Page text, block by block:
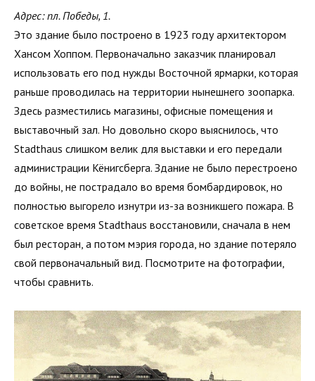
Адрес: пл. Победы, 1.
Это здание было построено в 1923 году архитектором
Хансом Хоппом. Первоначально заказчик планировал
использовать его под нужды Восточной ярмарки, которая
раньше проводилась на территории нынешнего зоопарка.
Здесь разместились магазины, офисные помещения и
выставочный зал. Но довольно скоро выяснилось, что
Stadthaus слишком велик для выставки и его передали
администрации Кёнигсберга. Здание не было перестроено
до войны, не пострадало во время бомбардировок, но
полностью выгорело изнутри из-за возникшего пожара. В
советское время Stadthaus восстановили, сначала в нем
был ресторан, а потом мэрия города, но здание потеряло
свой первоначальный вид. Посмотрите на фотографии,
чтобы сравнить.